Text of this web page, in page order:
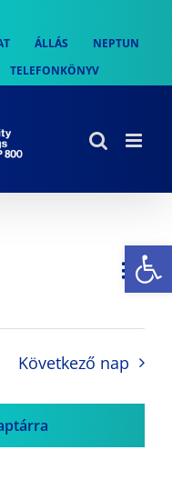
ÁLLÁS
NEPTUN
TELEFONKÖNYV
Nap
Következő nap